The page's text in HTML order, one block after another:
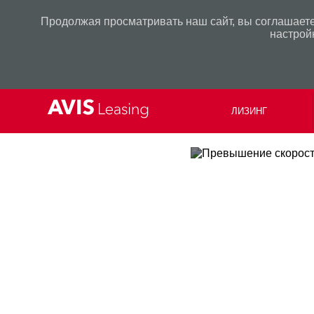
Продолжая просматривать наш сайт, вы
ЛИЗИНГ